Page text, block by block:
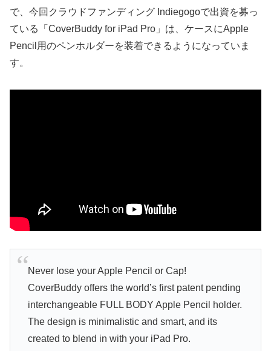
で、今回クラウドファンディング Indiegogoで出資を募っ
ている「CoverBuddy for iPad Pro」は、ケースにApple
Pencil用のペンホルダーを装着できるようになっていま
す。
Never lose your Apple Pencil or Cap!
CoverBuddy offers the world’s first patent pending
interchangeable FULL BODY Apple Pencil holder.
The design is minimalistic and smart, and its
created to blend in with your iPad Pro.